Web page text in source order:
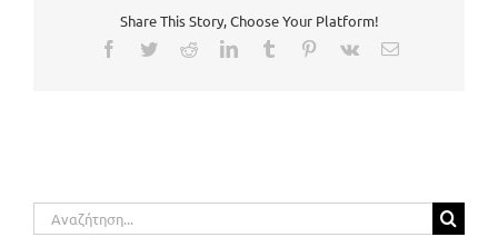
Share This Story, Choose Your Platform!
Facebook
TwitterRedditLinkedInTumblr Pinterest
Vk Email
Αναζήτηση
για: